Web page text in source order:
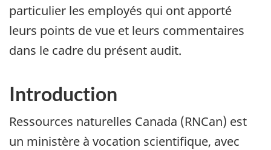
particulier les employés qui ont apporté
leurs points de vue et leurs commentaires
dans le cadre du présent audit.
Introduction
Ressources naturelles Canada (RNCan) est
un ministère à vocation scientifique, avec